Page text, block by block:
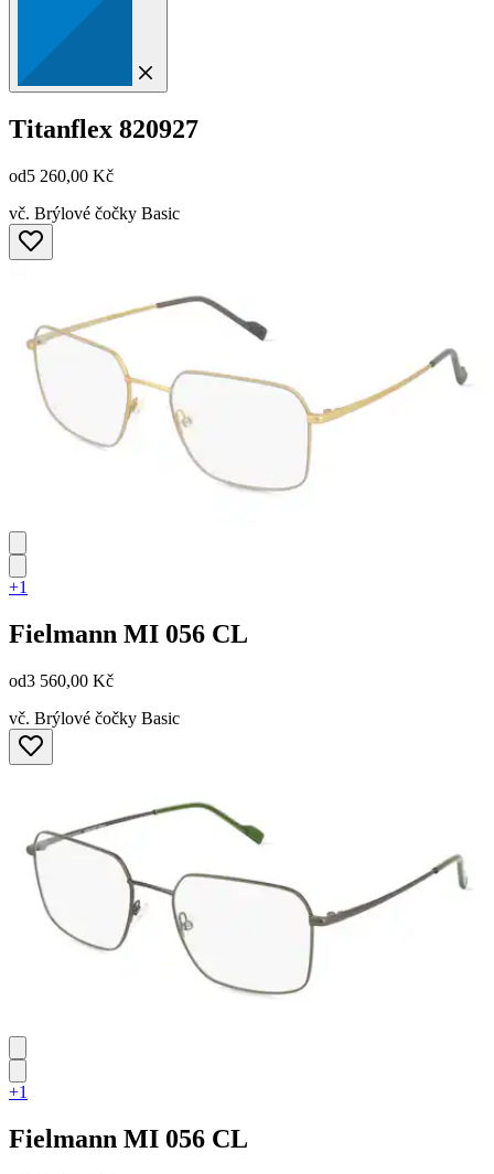
Titanflex 820927
od5 260,00 Kč
vč. Brýlové čočky Basic
+1
Fielmann MI 056 CL
od3 560,00 Kč
vč. Brýlové čočky Basic
+1
Fielmann MI 056 CL